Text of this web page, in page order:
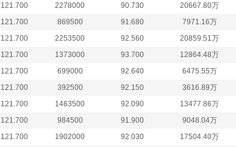
121.700 2278000 90.730 20667.80万
121.700 869500 91.680 7971.16万
121.700 2253500 92.560 20859.51万
121.700 1373000 93.700 12864.48万
121.700 699000 92.640 6475.55万
121.700 392500 92.150 3616.89万
121.700 1463500 92.090 13477.86万
121.700 984500 91.900 9048.04万
121.700 1902000 92.030 17504.40万